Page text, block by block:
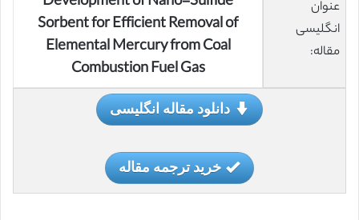
عنوان
انگلیسی
مقاله:
Sorbent for Efficient Removal of
Elemental Mercury from Coal
Combustion Fuel Gas
دانلود مقاله انگلیسی
خرید ترجمه مقاله